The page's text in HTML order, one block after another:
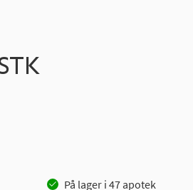
På lager i 47apotek